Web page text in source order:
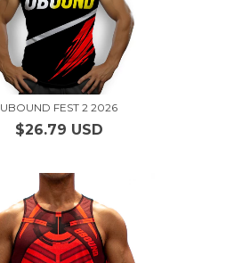
UBOUND FEST 2 2026
$26.79 USD